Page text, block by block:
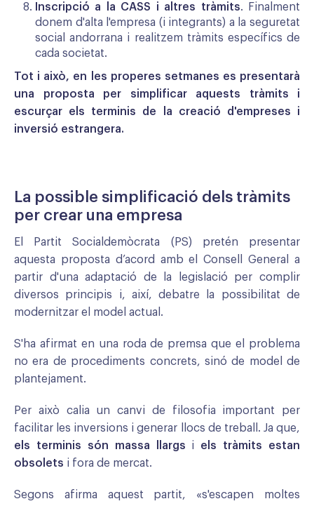
Inscripció a la CASS i altres tràmits. Finalment
donem d'alta l'empresa (i integrants) a la seguretat
social andorrana i realitzem tràmits específics de
cada societat.
Tot i això, en les properes setmanes es presentarà
una proposta per simplificar aquests tràmits i
escurçar els terminis de la creació d'empreses i
inversió estrangera.
La possible simplificació dels tràmits
per crear una empresa
El Partit Socialdemòcrata (PS) pretén presentar
aquesta proposta d’acord amb el Consell General a
partir d'una adaptació de la legislació per complir
diversos principis i, així, debatre la possibilitat de
modernitzar el model actual.
S'ha afirmat en una roda de premsa que el problema
no era de procediments concrets, sinó de model de
plantejament.
Per això calia un canvi de filosofia important per
facilitar les inversions i generar llocs de treball. Ja que,
els terminis són massa llargs i els tràmits estan
obsolets i fora de mercat.
Segons afirma aquest partit, «s'escapen moltes